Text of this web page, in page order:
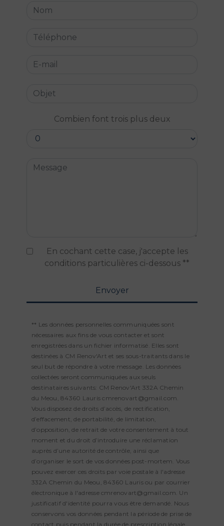
Combien font trois plus deux
En cochant cette case, j'accepte les
conditions particulières ci-dessous **
Envoyer
** Les données personnelles communiquées sont
nécessaires aux fins de vous contacter et sont
enregistrées dans un fichier informatisé. Elles sont
destinées à CM Renov'Art et ses sous-traitants dans le
seul but de répondre à votre message. Les données
collectées seront communiquées aux seuls
destinataires suivants: CM Renov'Art 332A Chemin
du Meou, 84360 Lauris cmrenovart@gmail.com.
Vous disposez de droits d’accès, de rectification,
d’effacement, de portabilité, de limitation,
d’opposition, de retrait de votre consentement à tout
moment et du droit d’introduire une réclamation
auprès d’une autorité de contrôle, ainsi que
d’organiser le sort de vos données post-mortem. Vous
pouvez exercer ces droits par voie postale à l'adresse
332A Chemin du Meou, 84360 Lauris ou par courrier
électronique à l'adresse cmrenovart@gmail.com. Un
justificatif d'identité pourra vous être demandé. Nous
conservons vos données pendant la période de prise de
contact puis pendant la durée de prescription légale